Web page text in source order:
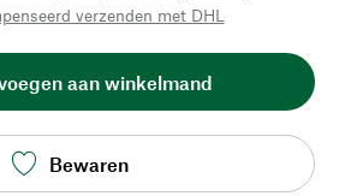
verzenden met DHL
aan winkelmand
Bewaren